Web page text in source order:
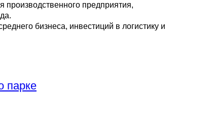
производственного предприятия,
бизнеса, инвестиций в логистику и
парке